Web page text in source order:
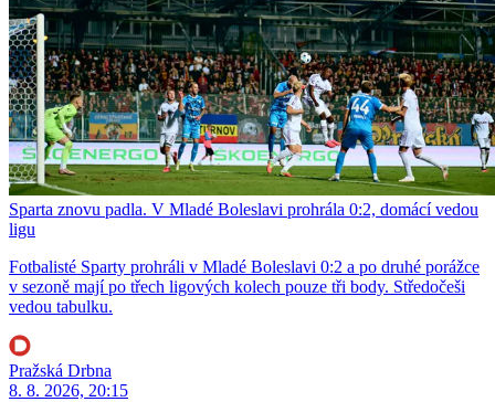
Sparta znovu padla. V Mladé Boleslavi prohrála 0:2, domácí vedou
ligu
Fotbalisté Sparty prohráli v Mladé Boleslavi 0:2 a po druhé porážce
v sezoně mají po třech ligových kolech pouze tři body. Středočeši
vedou tabulku.
Pražská Drbna
8. 8. 2026, 20:15